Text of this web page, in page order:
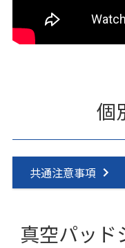
個
共通注意事項
真空パッド